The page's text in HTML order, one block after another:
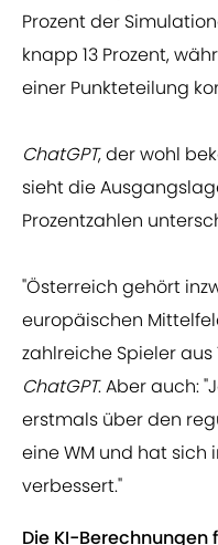
Prozent der
knapp 13 Prozent,
einer Punkteteilung
ChatGPT, der wohl
sieht die
Prozentzahlen
"Österreich gehört
europäischen
zahlreiche Spieler
ChatGPT. Aber auch:
erstmals über den
eine WM und hat sich
verbessert."
Die KI-